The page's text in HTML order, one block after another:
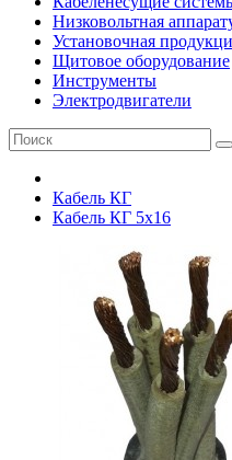
Низковольтная
Установочная
Щитовое оборудование
Инструменты
Электродвигатели
Кабель КГ
Кабель КГ 5х16